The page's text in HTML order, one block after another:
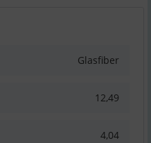
Glasfiber
12,49
4,04